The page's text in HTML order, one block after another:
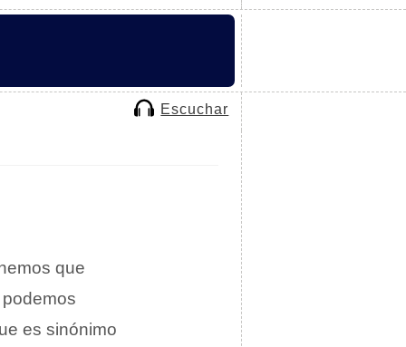
Escuchar
que
es sinónimo